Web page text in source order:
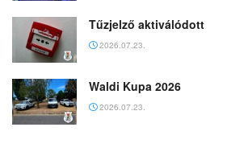
Tűzjelző aktiválódott
2026.07.23.
Waldi Kupa 2026
2026.07.23.